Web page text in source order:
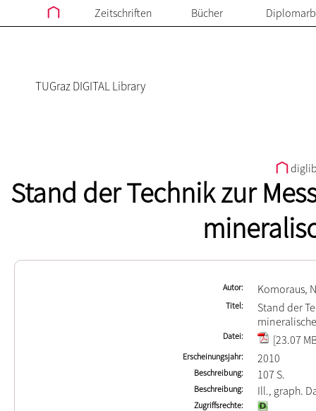
Zeitschriften Bücher
TUGraz DIGITAL Library
Stand der Technik zur
Autor Komoraus,
Titel
Stand der
Datei [23.07
Erscheinungsjahr 2010
Beschreibung 107 S.
Beschreibung Ill., graph.
Zugriffsrechte